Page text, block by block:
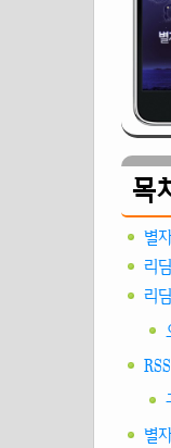
목
별
리
리
별